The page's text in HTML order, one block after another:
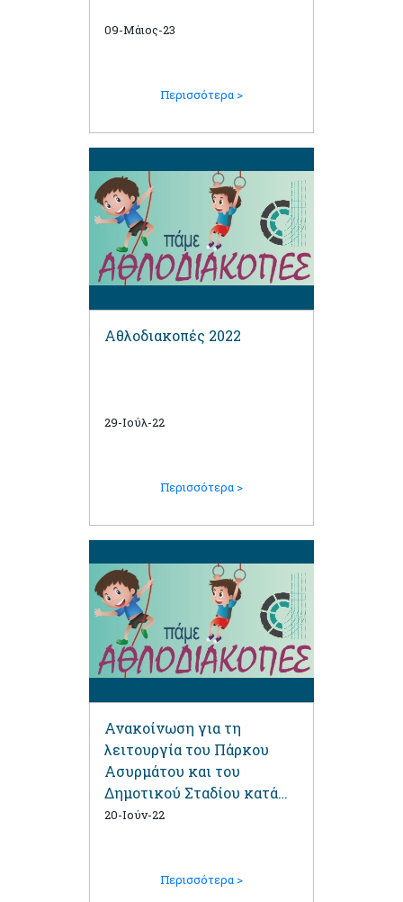
09-Μάιος-23
Περισσότερα >
Αθλοδιακοπές 2022
29-Ιούλ-22
Περισσότερα >
Ανακοίνωση για τη
λειτουργία του Πάρκου
Ασυρμάτου και του
Δημοτικού Σταδίου κατά
την περίοδο των
20-Ιούν-22
Περισσότερα >